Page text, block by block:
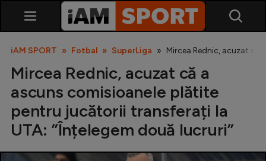
SuperLiga
iAM SPORT Fotbal SuperLiga Mircea Rednic, acuzat că
Mircea Rednic, acuzat că a
ascuns comisioanele plătite
pentru jucătorii transferați la
UTA: ”Înțelegem două lucruri”